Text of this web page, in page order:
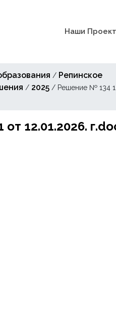
Наши
/ Репинское
/ 2025 / Решение № 134
12.01.2026.